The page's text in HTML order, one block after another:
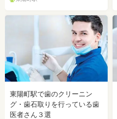
東陽町駅で歯のクリーニン
グ・歯石取りを行っている歯
医者さん３選